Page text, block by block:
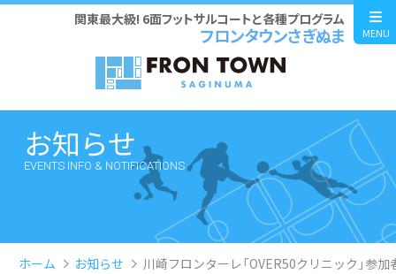
関東最大級! 6面フットサルコートと各種プログラム
フロンタウンさぎぬま MENU
お知らせ
EVENTS INFO & NOTIFICATIONS
ホーム お知らせ 川崎フロンターレ「OVER50クリニック」参